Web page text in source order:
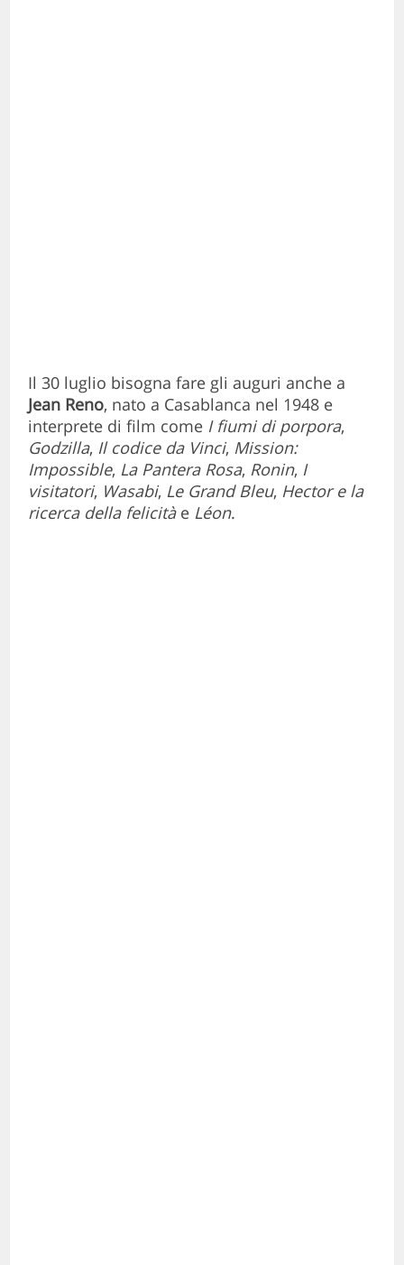
Il 30 luglio bisogna fare gli auguri anche a
Jean Reno, nato a Casablanca nel 1948 e
interprete di film come I fiumi di porpora,
Godzilla, Il codice da Vinci, Mission:
Impossible, La Pantera Rosa, Ronin, I
visitatori, Wasabi, Le Grand Bleu, Hector e la
ricerca della felicità e Léon.